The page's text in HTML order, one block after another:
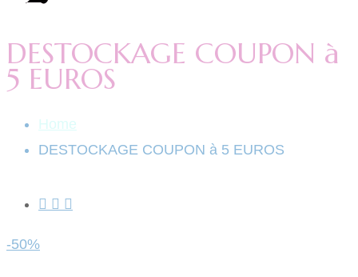
DESTOCKAGE COUPON à
5 EUROS
Home
DESTOCKAGE COUPON à 5 EUROS
-50%